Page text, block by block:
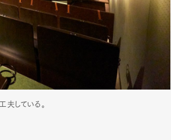
している。